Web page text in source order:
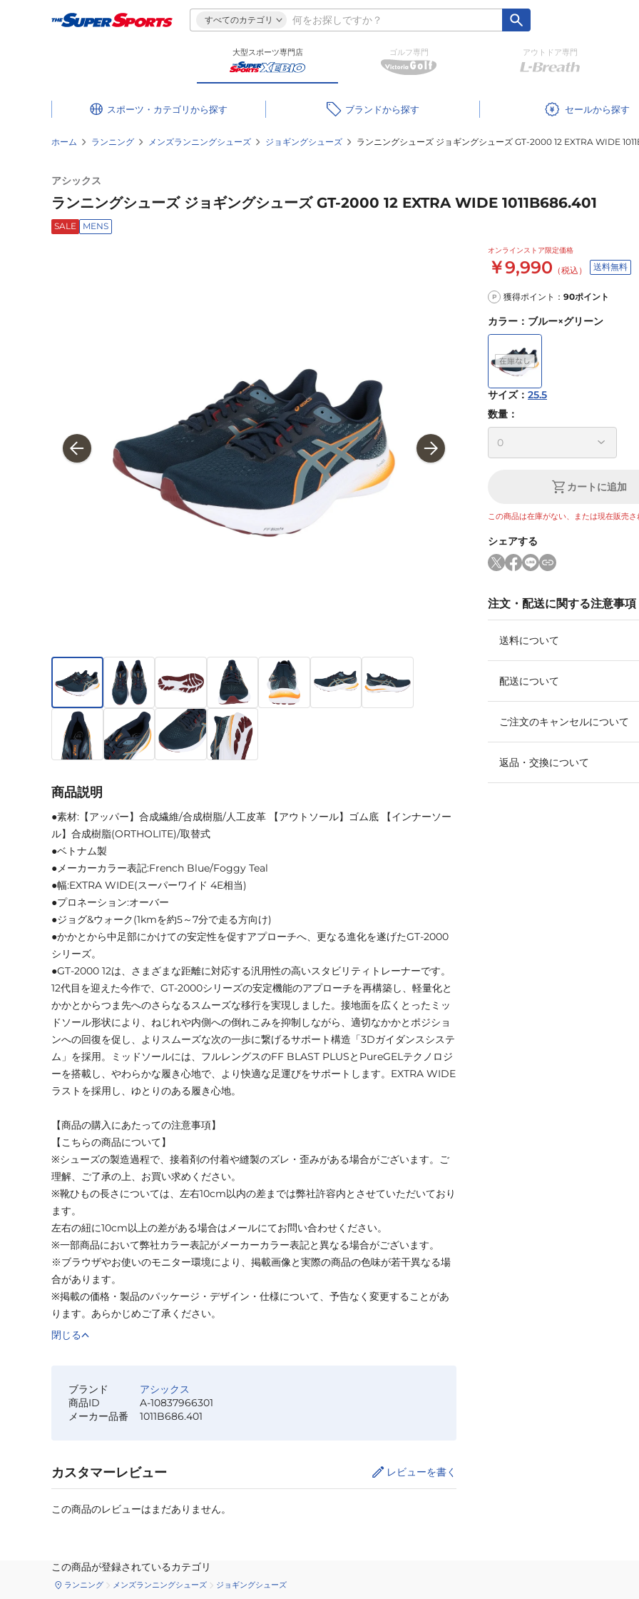
すべてのカテゴリ
大型スポーツ専門店 ゴルフ専門 アウトドア専門
スポーツ・カテゴリ ブランド セール
ホーム ランニング メンズランニングシューズ ジョギングシューズ ランニングシューズ ジョギングシューズ GT-2000 12 EXTRA WIDE
アシックス
ランニングシューズ ジョギングシューズ GT-2000 12 EXTRA WIDE 1011B686.401
SALE MENS
オンラインストア限定価格
￥9,990 （税込） 送料無料
P 獲得ポイント： 90ポイント
カラー ： ブルー×グリーン
サイズ： 25.5
数量：
カートに追加
この商品は在庫がない、または現在販売さ
シェアする
注文・配送に関する注意事項
送料について
配送について
ご注文のキャンセルについて
返品・交換について
商品説明
●素材:【アッパー】合成繊維/合成樹脂/人工皮革 【アウトソール】ゴム底 【インナーソー
ル】合成樹脂(ORTHOLITE)/取替式
●ベトナム製
●メーカーカラー表記:French Blue/Foggy Teal
●幅:EXTRA WIDE(スーパーワイド 4E相当)
●プロネーション:オーバー
●ジョグ&ウォーク(1kmを約5～7分で走る方向け)
●かかとから中足部にかけての安定性を促すアプローチへ、更なる進化を遂げたGT-2000
シリーズ。
●GT-2000 12は、さまざまな距離に対応する汎用性の高いスタビリティトレーナーです。
12代目を迎えた今作で、GT-2000シリーズの安定機能のアプローチを再構築し、軽量化と
かかとからつま先へのさらなるスムーズな移行を実現しました。接地面を広くとったミッ
ドソール形状により、ねじれや内側への倒れこみを抑制しながら、適切なかかとポジショ
ンへの回復を促し、よりスムーズな次の一歩に繋げるサポート構造「3Dガイダンスシステ
ム」を採用。ミッドソールには、フルレングスのFF BLAST PLUSとPureGELテクノロジ
ーを搭載し、やわらかな履き心地で、より快適な足運びをサポートします。EXTRA WIDE
ラストを採用し、ゆとりのある履き心地。
【商品の購入にあたっての注意事項】
【こちらの商品について】
※シューズの製造過程で、接着剤の付着や縫製のズレ・歪みがある場合がございます。ご
理解、ご了承の上、お買い求めください。
※靴ひもの長さについては、左右10cm以内の差までは弊社許容内とさせていただいており
ます。
左右の紐に10cm以上の差がある場合はメールにてお問い合わせください。
※一部商品において弊社カラー表記がメーカーカラー表記と異なる場合がございます。
※ブラウザやお使いのモニター環境により、掲載画像と実際の商品の色味が若干異なる場
合があります。
※掲載の価格・製品のパッケージ・デザイン・仕様について、予告なく変更することがあ
ります。あらかじめご了承ください。
閉じる
ブランド
アシックス
商品ID
A-10837966301
メーカー品番
1011B686.401
カスタマーレビュー レビューを書く
この商品のレビューはまだありません。
この商品が登録されているカテゴリ
ランニング メンズランニングシューズ ジョギングシューズ